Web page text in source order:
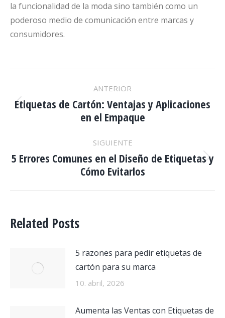
la funcionalidad de la moda sino también como un
poderoso medio de comunicación entre marcas y
consumidores.
ENTRE
PUBLICACIONES
ANTERIOR
Publicación
anterior:
Etiquetas de Cartón: Ventajas y Aplicaciones
en el Empaque
SIGUIENTE
Publicación
siguiente:
5 Errores Comunes en el Diseño de Etiquetas y
Cómo Evitarlos
Related Posts
5 razones para pedir etiquetas de
cartón para su marca
10. abril, 2026
Aumenta las Ventas con Etiquetas de